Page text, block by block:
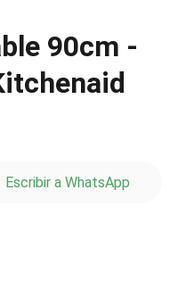
90cm -
Escribir a WhatsApp